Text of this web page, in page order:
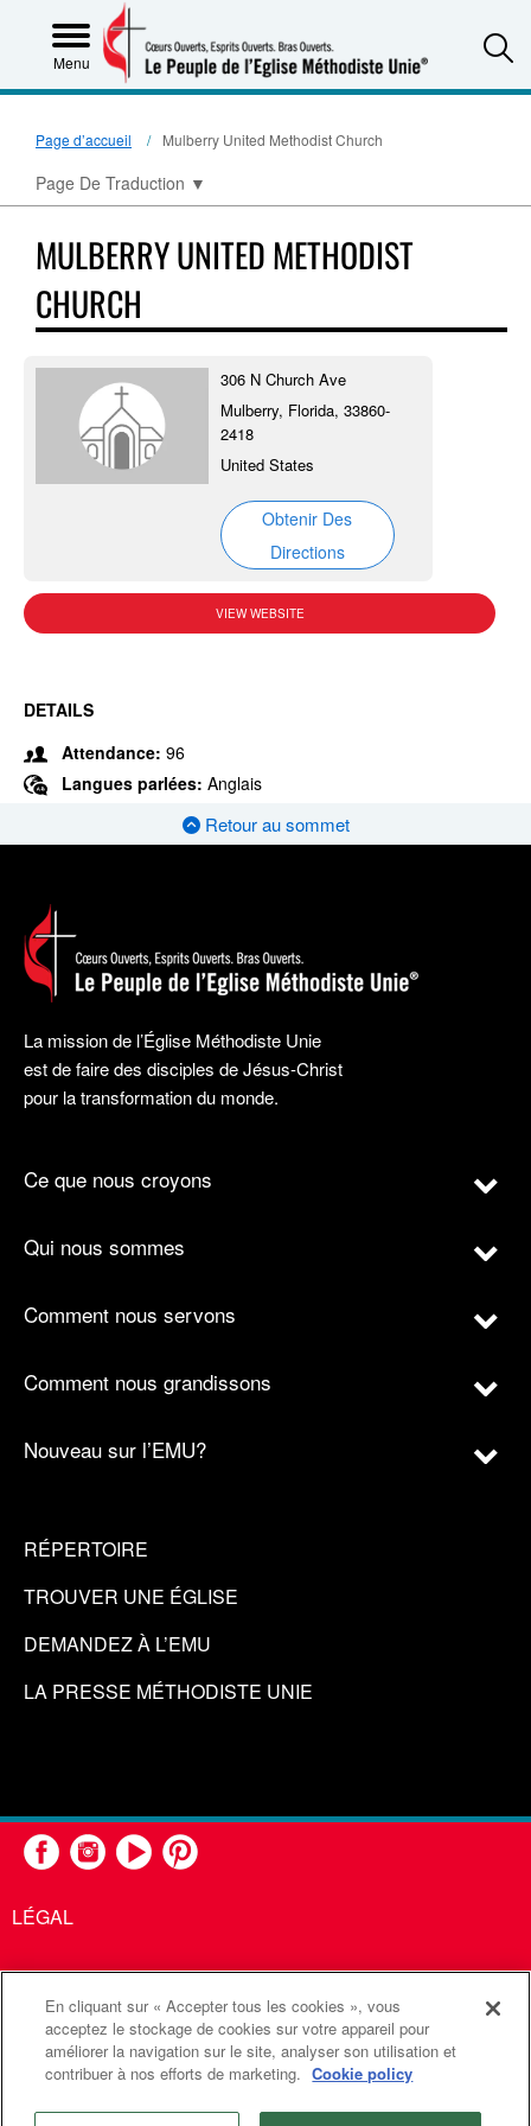
Menu
Page d’accueil Mulberry United Methodist Church
Page De Traduction ▼
MULBERRY UNITED METHODIST
CHURCH
306 N Church Ave
Mulberry, Florida, 33860-
2418
United States
Obtenir Des
Directions
VIEW WEBSITE
DETAILS
Attendance: 96
Langues parlées: Anglais
Retour au sommet
La mission de l’Église Méthodiste Unie
est de faire des disciples de Jésus-Christ
pour la transformation du monde.
Ce que nous croyons
Qui nous sommes
Comment nous servons
Comment nous grandissons
Nouveau sur l’EMU?
RÉPERTOIRE
TROUVER UNE ÉGLISE
DEMANDEZ À L’EMU
LA PRESSE MÉTHODISTE UNIE
LÉGAL
United Methodist Communications est une agence de l'Église
Méthodiste Unie
Communications Méthodistes Unies. Tous droits
réservés
En cliquant sur « Accepter tous les cookies », vous
acceptez le stockage de cookies sur votre appareil pour
améliorer la navigation sur le site, analyser son utilisation et
contribuer à nos efforts de marketing. Cookie policy